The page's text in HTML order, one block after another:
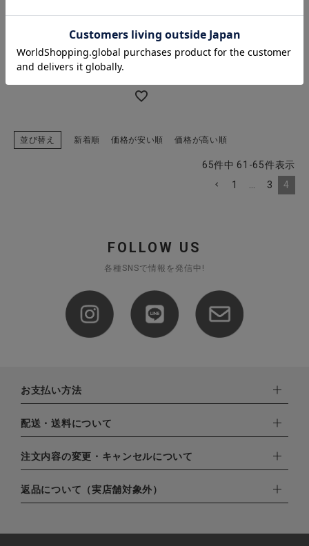
SALE
¥5,544 税込
SOLD OUT
並び替え 新着順 価格が安い順 価格が高い順
65件中 61 -65件表示
1
3 4
FOLLOW US
各種SNSで情報を発信中!
お支払い方法
下記お支払い方法よりお選びいただけます。
・クレジットカード（VISA,mastercard,JCB,AMERICAN
EXPRESS,Diners Club）
・amazonペイメント
・楽天ペイ
・PayPay
配送・送料について
配達業者：日本郵便
北海道：1,400円
注文内容の変更・キャンセルについて
ご注文日当日から翌日のAM9:00までにご連絡頂いた場合はキャ
ンセルは可能です。
返品について（実店舗対象外）